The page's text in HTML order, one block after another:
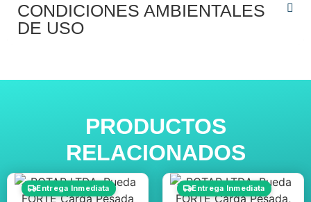
CONDICIONES AMBIENTALES
DE USO
PRODUCTOS
RELACIONADOS
Entrega Inmediata Entrega Inmediata